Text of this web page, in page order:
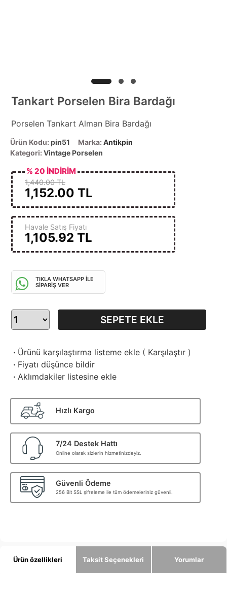
Tankart Porselen Bira Bardağı
Porselen Tankart Alman Bira Bardağı
Ürün Kodu: pin51 Marka: Antikpin
Kategori: Vintage Porselen
1,440.00 TL
1,152.00 TL
% 20 İNDİRİM
Havale Satış Fiyatı
1,105.92 TL
TIKLA WHATSAPP İLE
SİPARİŞ VER
SEPETE EKLE
· Ürünü karşılaştırma listeme ekle ( Karşılaştır )
· Fiyatı düşünce bildir
· Aklımdakiler listesine ekle
Hızlı Kargo
7/24 Destek Hattı
Online olarak sizlerin hizmetinizdeyiz.
Güvenli Ödeme
256 Bit SSL şifreleme ile tüm ödemeleriniz güvenli.
Ürün özellikleri Taksit Seçenekleri Yorumlar